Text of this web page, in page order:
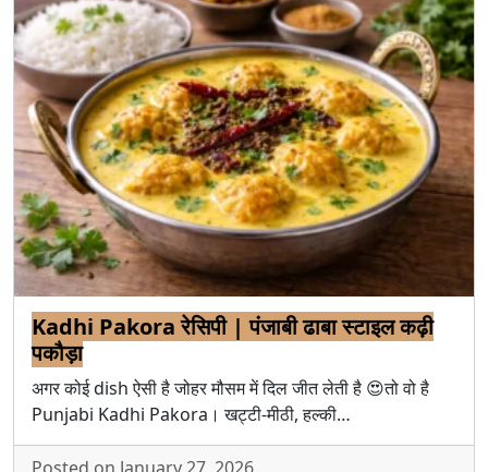
Kadhi Pakora रेसिपी | पंजाबी ढाबा स्टाइल कढ़ी
पकौड़ा
अगर कोई dish ऐसी है जोहर मौसम में दिल जीत लेती है 😍तो वो है
Punjabi Kadhi Pakora। खट्टी-मीठी, हल्की…